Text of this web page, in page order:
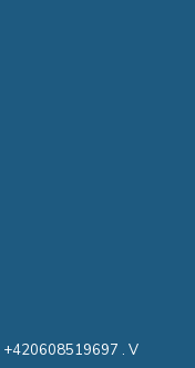
+420608519697 . V